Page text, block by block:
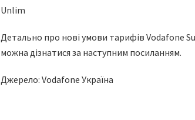
Детально про нові умови тарифів Vodafone
можна дізнатися за наступним посиланням.
Джерело: Vodafone Україна